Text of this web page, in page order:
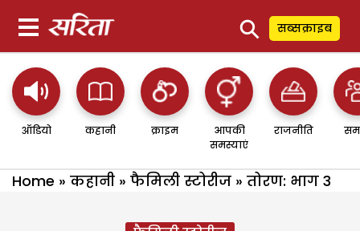
⚲ सब्सक्राइब
ऑडियो कहानी क्राइम
आपकी
समस्याएं
राजनीति
Home » कहानी » फैमिली स्टोरीज » तोरण: भाग 3